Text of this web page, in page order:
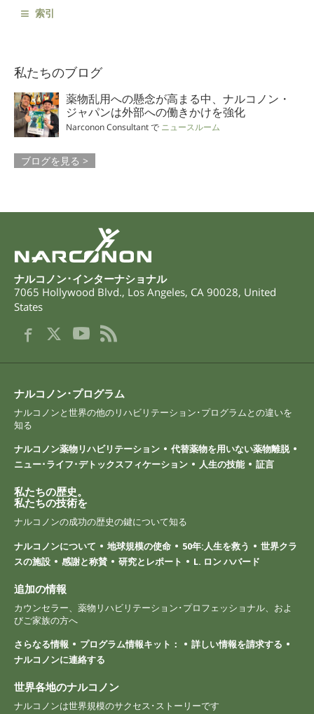
≡ 索引
私たちのブログ
薬物乱用への懸念が高まる中、ナルコノン・
ジャパンは外部への働きかけを強化
Narconon Consultant で ニュースルーム
ブログを見る >
ナルコノン･インターナショナル
7065 Hollywood Blvd., Los Angeles, CA 90028, United
States
ナルコノン･プログラム
ナルコノンと世界の他のリハビリテーション･プログラムとの違いを
知る
ナルコノン薬物リハビリテーション
代替薬物を用いない薬物離脱
ニュー･ライフ･デトックスフィケーション
人生の技能 証言
私たちの歴史。
私たちの技術を
ナルコノンの成功の歴史の鍵について知る
ナルコノンについて
地球規模の使命 50年:人生を救う
世界クラ
スの施設
感謝と称賛 研究とレポート L. ロン ハバード
追加の情報
カウンセラー、薬物リハビリテーション･プロフェッショナル、およ
びご家族の方へ
さらなる情報
プログラム情報キット：
詳しい情報を請求する
ナルコノンに連絡する
世界各地のナルコノン
ナルコノンは世界規模のサクセス･ストーリーです